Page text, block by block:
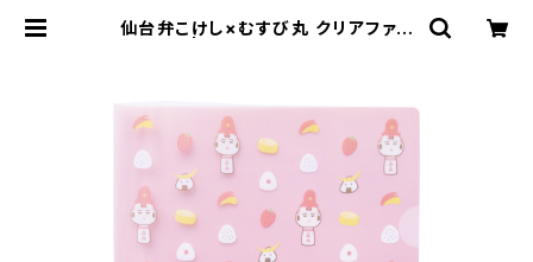
仙台弁こけし×むすび丸 クリアファイ